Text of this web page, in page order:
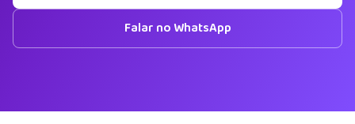
Falar no WhatsApp